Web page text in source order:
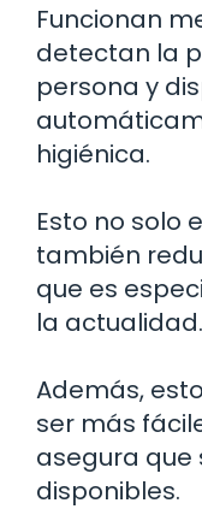
Funcionan
detectan la
persona y
higiénica.
Esto no solo
también
que es
la actualidad.
Además,
ser más
asegura que
disponibles.